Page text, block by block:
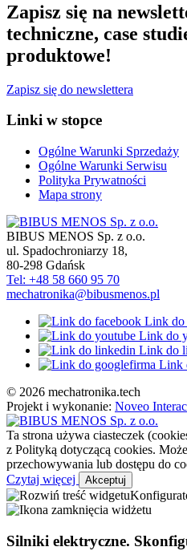
Zapisz się na
techniczne, case
produktowe!
Zapisz się do newslettera
Linki w stopce
Ogólne Warunki Sprzedaży
Ogólne Warunki Serwisu
Polityka Prywatności
Mapa strony
BIBUS MENOS Sp. z o.o.
ul. Spadochroniarzy 18,
80-298 Gdańsk
Tel: +48 58 660 95 70
mechatronika@bibusmenos.pl
Link do
Link do
Link do
Link
© 2026 mechatronika.tech
Projekt i wykonanie: Noveo
Ta strona używa ciasteczek
z Polityką dotyczącą cookies.
przechowywania lub dostępu do
Czytaj więcej
Akceptuj
Silniki elektryczne.